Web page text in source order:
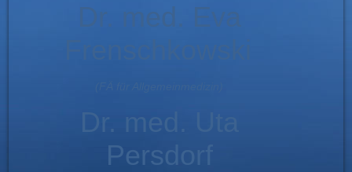
Dr. med. Eva
Dr. med. Uta
Persdorf